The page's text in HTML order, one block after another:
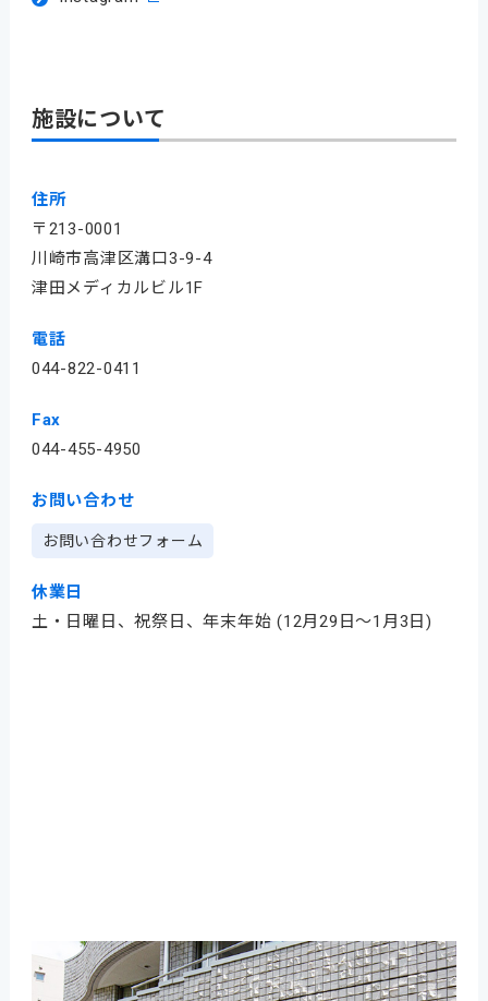
施設について
住所
〒213-0001
川崎市高津区溝口3-9-4
津田メディカルビル1F
電話
044-822-0411
Fax
044-455-4950
お問い合わせ
お問い合わせフォーム
休業日
土・日曜日、祝祭日、年末年始 (12月29日～1月3日)